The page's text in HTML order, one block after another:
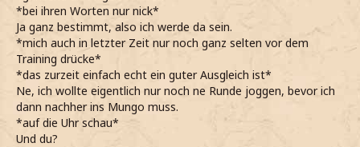
*bei ihren Worten nur nick*
Ja ganz bestimmt, also ich werde da sein.
*mich auch in letzter Zeit nur noch ganz selten vor dem
Training drücke*
*das zurzeit einfach echt ein guter Ausgleich ist*
Ne, ich wollte eigentlich nur noch ne Runde joggen, bevor ich
dann nachher ins Mungo muss.
*auf die Uhr schau*
Und du?